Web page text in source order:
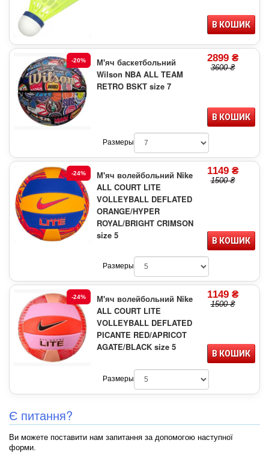
В КОШИК
-20%
М'яч баскетбольний
Wilson NBA ALL TEAM
RETRO BSKT size 7
2899 ₴
3600 ₴
В КОШИК
Размеры
-24%
М'яч волейбольний Nike
ALL COURT LITE
VOLLEYBALL DEFLATED
ORANGE/HYPER
ROYAL/BRIGHT CRIMSON
size 5
1149 ₴
1500 ₴
В КОШИК
Размеры
-24%
М'яч волейбольний Nike
ALL COURT LITE
VOLLEYBALL DEFLATED
PICANTE RED/APRICOT
AGATE/BLACK size 5
1149 ₴
1500 ₴
В КОШИК
Размеры
Є питання?
Ви можете поставити нам запитання за допомогою наступної
форми.